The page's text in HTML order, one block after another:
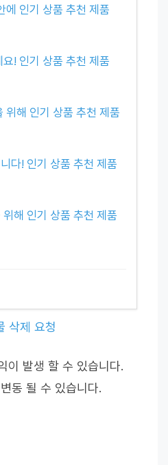
에 인기 상품 추천 제품
! 인기 상품 추천 제품
위해 인기 상품 추천 제품
다! 인기 상품 추천 제품
해 인기 상품 추천 제품
삭제 요청
이 발생 할 수 있습니다.
동 될 수 있습니다.